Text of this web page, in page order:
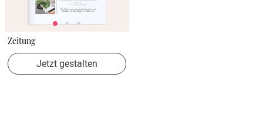
Zeitung
Jetzt gestalten